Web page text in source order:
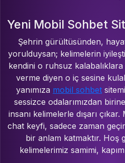
Yeni Mobil Sohbet
Şehrin gürültüsünden,
yorulduysan; kelimelerin
kendini o ruhsuz
verme diyen o iç sesine
yanımıza mobil sohbet
sessizce odalarımızdan
insanı kelimelerle dışarı
chat keyfi, sadece zaman
bir anlam katmaktır. Hoş
kelimelerimiz samimi,